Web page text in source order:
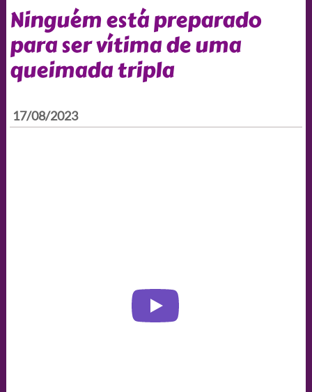
Ninguém está preparado
para ser vítima de uma
queimada tripla
17/08/2023